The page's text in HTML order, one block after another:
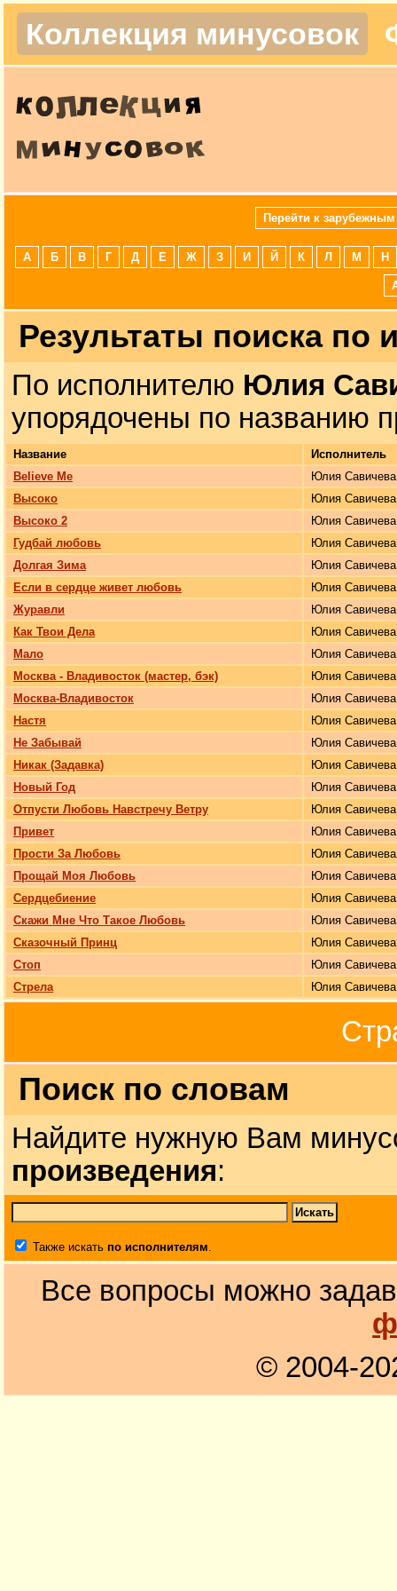
Коллекция минусовок
Перейти к зарубежным
А Б В Г Д Е Ж З И Й К Л М Н
Результаты поиска по
По исполнителю Юлия
упорядочены по названию
Название
Исполнитель
Believe Me
Юлия Савичева
Высоко
Юлия Савичева
Высоко 2
Юлия Савичева
Гудбай любовь
Юлия Савичева
Долгая Зима
Юлия Савичева
Если в сердце живет любовь
Юлия Савичева
Журавли
Юлия Савичева
Как Твои Дела
Юлия Савичева
Мало
Юлия Савичева
Москва - Владивосток (мастер, бэк)
Юлия Савичева
Москва-Владивосток
Юлия Савичева
Настя
Юлия Савичева
Не Забывай
Юлия Савичева
Никак (Задавка)
Юлия Савичева
Новый Год
Юлия Савичева
Отпусти Любовь Навстречу Ветру
Юлия Савичева
Привет
Юлия Савичева
Прости За Любовь
Юлия Савичева
Прощай Моя Любовь
Юлия Савичева
Сердцебиение
Юлия Савичева
Скажи Мне Что Такое Любовь
Юлия Савичева
Сказочный Принц
Юлия Савичева
Стоп
Юлия Савичева
Стрела
Юлия Савичева
Поиск по словам
Найдите нужную Вам
произведения:
Также искать по исполнителям.
Все вопросы можно
© 2004-